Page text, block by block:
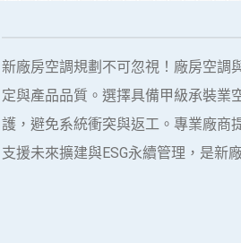
新廠房空調規劃不可忽視！廠房空調
定與產品品質。選擇具備甲級承裝業
護，避免系統衝突與返工。專業廠商
支援未來擴建與ESG永續管理，是新